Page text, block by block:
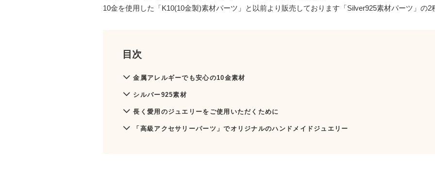
10金を使用した「K10(10金製)素材パーツ」と以前より販売しております「Silver925素材パーツ」の2
目次
金属アレルギーでも安心の10金素材
シルバー925素材
長く愛用のジュエリーをご使用いただくために
「高級アクセサリーパーツ」でオリジナルのハンドメイドジュエリー